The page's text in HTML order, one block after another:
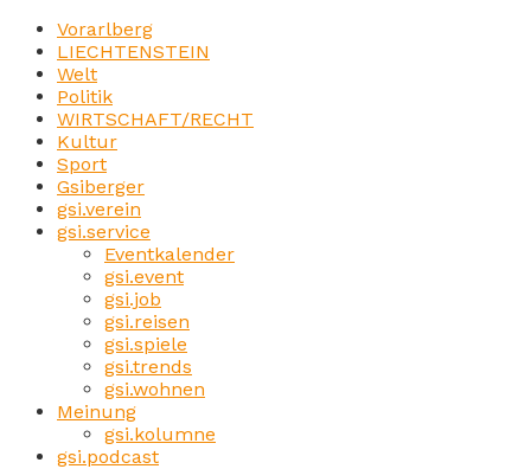
Vorarlberg
LIECHTENSTEIN
Welt
Politik
WIRTSCHAFT/RECHT
Kultur
Sport
Gsiberger
gsi.verein
gsi.service
Eventkalender
gsi.event
gsi.job
gsi.reisen
gsi.spiele
gsi.trends
gsi.wohnen
Meinung
gsi.kolumne
gsi.podcast